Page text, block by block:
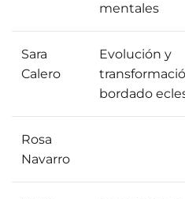
mentales
Sara
Calero
Evolución y
bordado
Rosa
Navarro